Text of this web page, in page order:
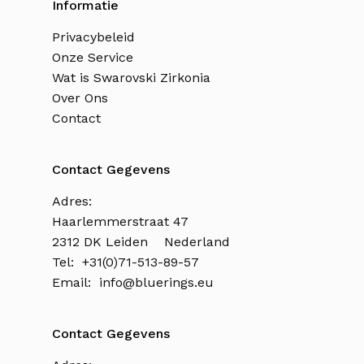
Informatie
Privacybeleid
Onze Service
Wat is Swarovski Zirkonia
Over Ons
Contact
Contact Gegevens
Adres:
Haarlemmerstraat 47
2312 DK Leiden Nederland
Tel: +31(0)71-513-89-57
Email: info@bluerings.eu
Contact Gegevens